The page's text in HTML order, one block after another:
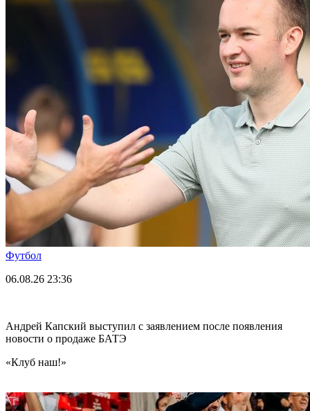
Футбол
06.08.26 23:36
Андрей Капский выступил с заявлением после появления
новости о продаже БАТЭ
«Клуб наш!»